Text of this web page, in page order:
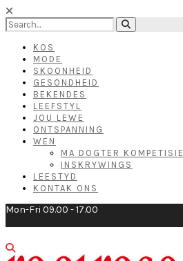
KOS
MODE
SKOONHEID
GESONDHEID
BEKENDES
LEEFSTYL
JOU LEWE
ONTSPANNING
WEN
MA DOGTER KOMPETISIE
INSKRYWINGS
LEESTYD
KONTAK ONS
Mon-Fri 09.00 - 17.00